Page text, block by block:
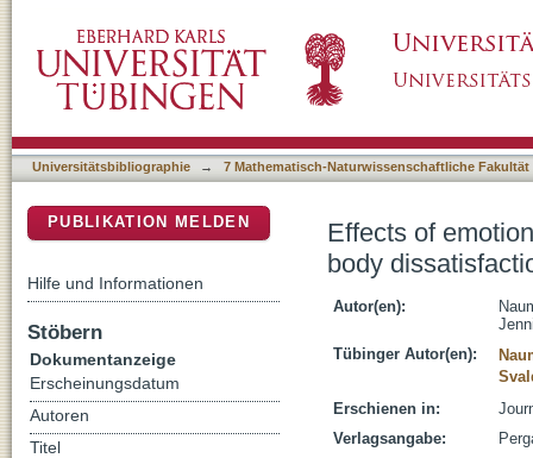
and bulimia nervosa
Universitätsbibliographie → 7 Mathematisch-Naturwissenschaftliche Fakultät
Effects of
body
Autor(en):
Tübinger Autor(en):
Erschienen in:
Verlagsangabe:
PUBLIKATION MELDEN
Hilfe und Informationen
Stöbern
Dokumentanzeige
Erscheinungsdatum
Autoren
Titel